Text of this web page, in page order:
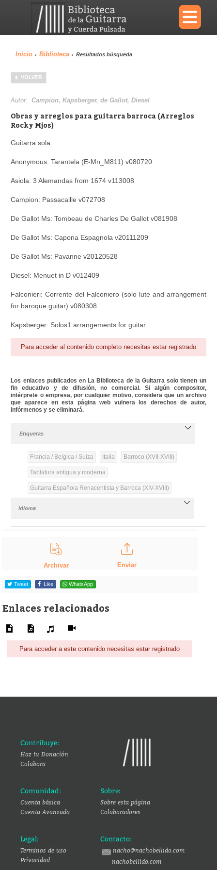
×
Menu
Biblioteca Diccionario
Inicio › Biblioteca › Resultados búsqueda
VOLVER
Autor:Campion, Kapsberger, de Gallot, Diesel
Obras y arreglos para guitarra barroca (Arreglos
Rocky Mjos)
Guitarra sola
Anonymous: Tarantela (E-Mn_M811) v080720
Asiola: 3 Alemandas from 1674 v113008
Campion: Passacaille v072708
De Gallot Ms: Tombeau de Charles De Gallot v081908
De Gallot Ms: Capona Espagnola v20111209
De Gallot Ms: Pavanne v20120528
Diesel: Menuet in D v012409
Falconieri: Corrente del Falconiero (solo lute and arrangement
for baroque guitar) v080308
Kapsberger: Solos1 arrangements for guitar...
Para acceder al contenido completo necesitas estar registrado
Los enlaces publicados en La Biblioteca de la Guitarra solo tienen un
fin educativo y de difusión, no comercial. Si algún compositor,
intérprete o empresa, por cualquier motivo, considera que un archivo
que aparece en esta página web vulnera los derechos de autor,
infórmenos y se eliminará.
Etiquetas
Francia / Belgica / Suiza Italia Barroco (XVII-XVIII)
Tablatura antigua y moderna
Guitarra Española Renacentista y Barroca (XIV-XVIII)
Idioma
Archivar Enviar
Tweet Like WhatsApp
Enlaces relacionados
Para acceder a este contenido necesitas estar registrado
Contribuye:
Haz tu Donación
Colabora
Comunidad:
Cuenta básica
Cuenta Avanzada
Sobre:
Sobre esta página
Colaboradores
Legal:
Terminos de uso
Privacidad
Contacto:
nacho@nachobellido.com
nachobellido.com